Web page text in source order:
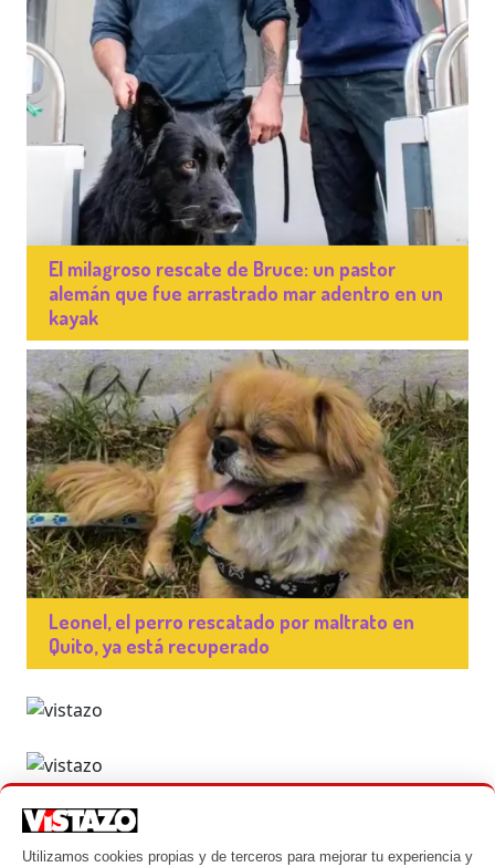
El milagroso rescate de Bruce: un pastor
alemán que fue arrastrado mar adentro en un
kayak
Leonel, el perro rescatado por maltrato en
Quito, ya está recuperado
Utilizamos cookies propias y de terceros para mejorar tu experiencia y